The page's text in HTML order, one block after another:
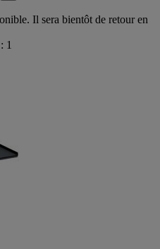
Il sera bientôt de retour en
1